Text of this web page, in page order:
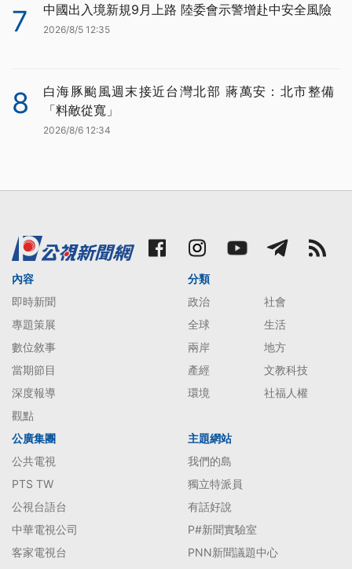
7 中國出入境新規9月上路 陸委會示警增赴中安全風險
2026/8/5 12:35
8
白海豚颱風週末接近台灣北部 蔣萬安：北市整備
「料敵從寬」
2026/8/6 12:34
內容
即時新聞
專題策展
數位敘事
當期節目
深度報導
觀點
分類
政治
社會
全球
生活
兩岸
地方
產經
文教科技
環境
社福人權
公廣集團
公共電視
PTS TW
公視台語台
中華電視公司
客家電視台
主題網站
我們的島
獨立特派員
有話好說
P#新聞實驗室
PNN新聞議題中心